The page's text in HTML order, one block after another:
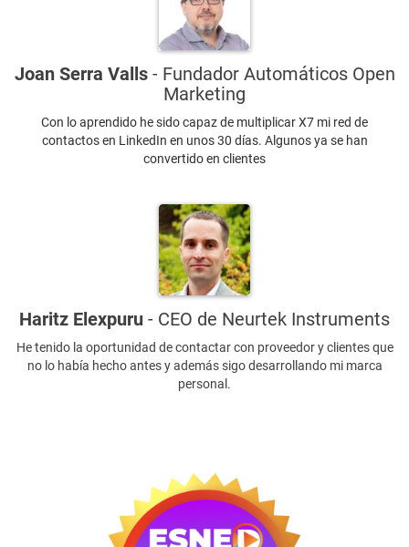
Joan Serra Valls- Fundador Automáticos Open
Marketing
Con lo aprendido he sido capaz de multiplicar X7 mi red de
contactos en LinkedIn en unos 30 días. Algunos ya se han
convertido en clientes
Haritz Elexpuru - CEO de Neurtek Instruments
He tenido la oportunidad de contactar con proveedor y clientes que
no lo había hecho antes y además sigo desarrollando mi marca
personal.